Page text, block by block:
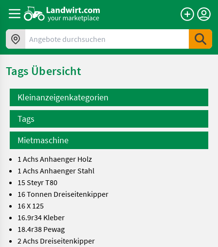
Angebote durchsuchen
Tags Übersicht
Kleinanzeigenkategorien
Tags
Mietmaschine
1 Achs Anhaenger Holz
1 Achs Anhaenger Stahl
15 Steyr T80
16 Tonnen Dreiseitenkipper
16 X 125
16.9r34 Kleber
18.4r38 Pewag
2 Achs Dreiseitenkipper